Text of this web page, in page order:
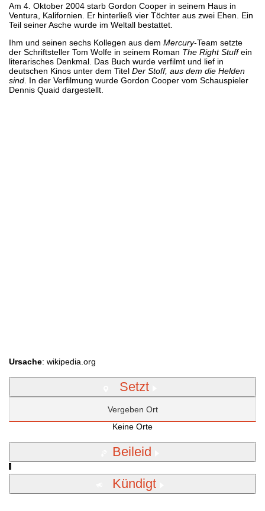
Am 4. Oktober 2004 starb Gordon Cooper in seinem Haus in
Ventura, Kalifornien. Er hinterließ vier Töchter aus zwei Ehen. Ein
Teil seiner Asche wurde im Weltall bestattet.
Ihm und seinen sechs Kollegen aus dem Mercury-Team setzte
der Schriftsteller Tom Wolfe in seinem Roman The Right Stuffein
literarisches Denkmal. Das Buch wurde verfilmt und lief in
deutschen Kinos unter dem Titel Der Stoff, aus dem die Helden
sind . In der Verfilmung wurde Gordon Cooper vom Schauspieler
Dennis Quaid dargestellt.
Ursache: wikipedia.org
Setzt
Vergeben Ort
Keine Orte
Beileid
Kündigt